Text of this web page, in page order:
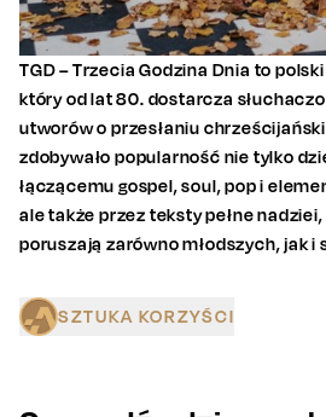
TGD – Trzecia Godzina Dnia to
który od lat 80. dostarcza
utworów o przesłaniu
zdobywało popularność nie tylko
łączącemu gospel, soul, pop i
ale także przez teksty pełne
poruszają zarówno młodszych, jak i
SZTUKA KORZYŚCI